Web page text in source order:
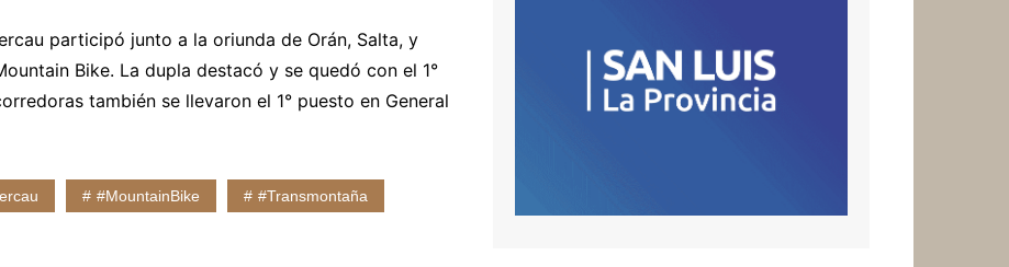
participó junto a la oriunda de Orán, Salta, y
Bike. La dupla destacó y se quedó con el 1°
también se llevaron el 1° puesto en General
#MountainBike #Transmontaña